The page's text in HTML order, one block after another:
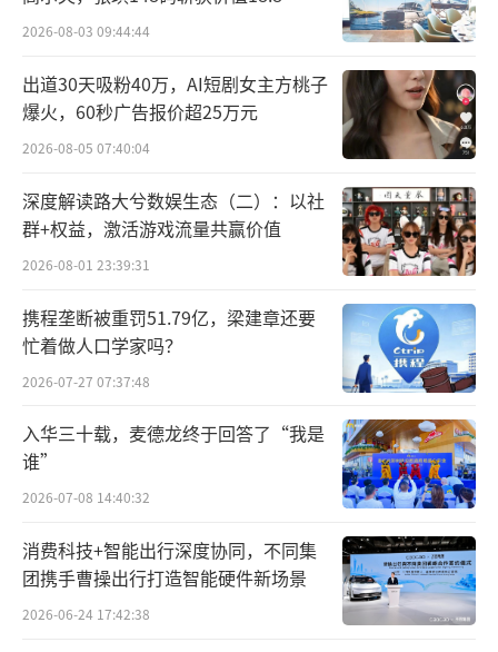
万“十年豪华新能源智能游艇出海权
2026-08-03 09:44:44
出道30天吸粉40万，AI短剧女主方桃子
爆火，60秒广告报价超25万元
2026-08-05 07:40:04
深度解读路大兮数娱生态（二）：以社
群+权益，激活游戏流量共赢价值
2026-08-01 23:39:31
携程垄断被重罚51.79亿，梁建章还要
忙着做人口学家吗？
2026-07-27 07:37:48
入华三十载，麦德龙终于回答了“我是
谁”
2026-07-08 14:40:32
消费科技+智能出行深度协同，不同集
团携手曹操出行打造智能硬件新场景
2026-06-24 17:42:38